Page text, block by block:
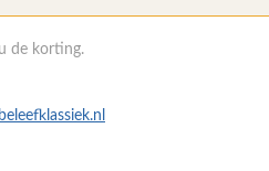
de korting.